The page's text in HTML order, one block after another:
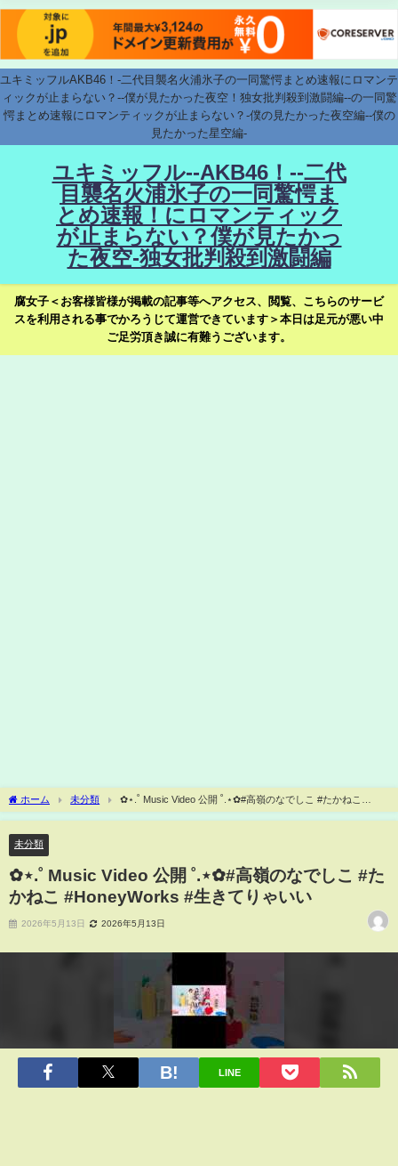
ユキミッフルAKB46！-二代目襲名火浦氷子の一同驚愕まとめ速報にロマンテ
ィックが止まらない？--僕が見たかった夜空！独女批判殺到激闘編--の一同驚
愕まとめ速報にロマンティックが止まらない？-僕の見たかった夜空編--僕の
見たかった星空編-
ユキミッフル--AKB46！--二代
目襲名火浦氷子の一同驚愕ま
とめ速報！にロマンティック
が止まらない？僕が見たかっ
た夜空-独女批判殺到激闘編
腐女子＜お客様皆様が掲載の記事等へアクセス、閲覧、こちらのサービ
スを利用される事でかろうじて運営できています＞本日は足元が悪い中
ご足労頂き誠に有難うございます。
ホーム 未分類
✿⋆.˚ Music Video 公開 ˚.⋆✿#高嶺のなでしこ #たかねこ
#HoneyWorks #生きてりゃいい
未分類
✿⋆.˚ Music Video 公開 ˚.⋆✿#高嶺のなでしこ #た
かねこ #HoneyWorks #生きてりゃいい
2026年5月13日 2026年5月13日
LINE